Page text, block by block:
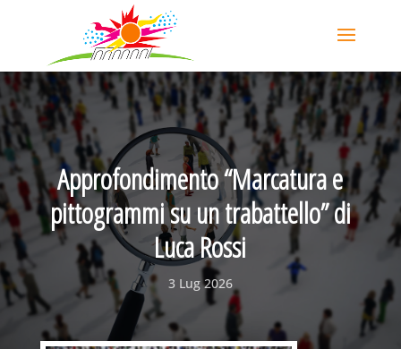
Approfondimento “Marcatura e
pittogrammi su un trabattello” di
Luca Rossi
3 Lug 2026